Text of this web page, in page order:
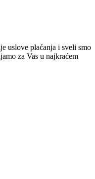
uslove plaćanja i sveli smo
za Vas u najkraćem